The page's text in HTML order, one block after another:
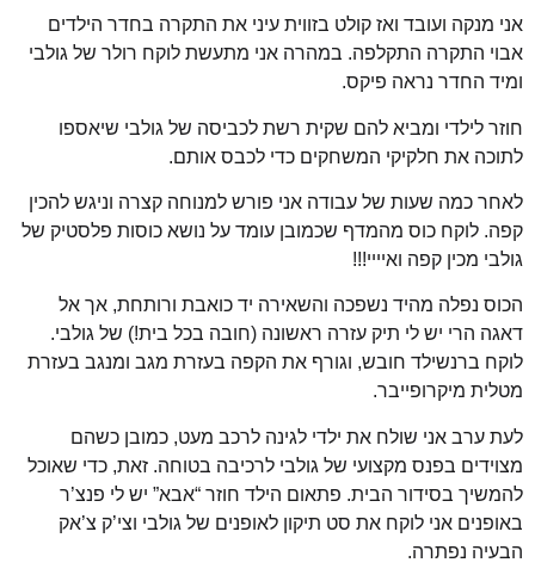
אני מנקה ועובד ואז קולט בזווית עיני את התקרה בחדר הילדים
אבוי התקרה התקלפה. במהרה אני מתעשת לוקח רולר של גולבי
ומיד החדר נראה פיקס.
חוזר לילדי ומביא להם שקית רשת לכביסה של גולבי שיאספו
לתוכה את חלקיקי המשחקים כדי לכבס אותם.
לאחר כמה שעות של עבודה אני פורש למנוחה קצרה וניגש להכין
קפה. לוקח כוס מהמדף שכמובן עומד על נושא כוסות פלסטיק של
גולבי מכין קפה ואיייי!!!
הכוס נפלה מהיד נשפכה והשאירה יד כואבת ורותחת, אך אל
דאגה הרי יש לי תיק עזרה ראשונה (חובה בכל בית!) של גולבי.
לוקח ברנשילד חובש, וגורף את הקפה בעזרת מגב ומנגב בעזרת
מטלית מיקרופייבר.
לעת ערב אני שולח את ילדי לגינה לרכב מעט, כמובן כשהם
מצוידים בפנס מקצועי של גולבי לרכיבה בטוחה. זאת, כדי שאוכל
להמשיך בסידור הבית. פתאום הילד חוזר “אבא” יש לי פנצ’ר
באופנים אני לוקח את סט תיקון לאופנים של גולבי וצי’ק צ’אק
הבעיה נפתרה.